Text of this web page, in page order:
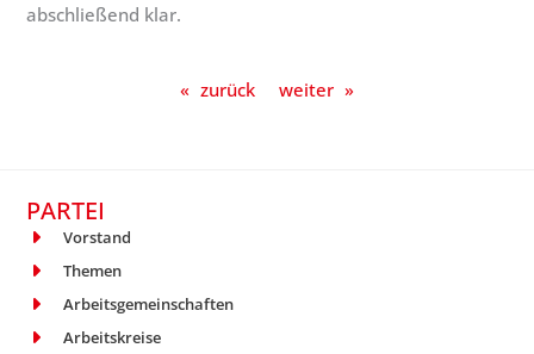
abschließend klar.
« zurück weiter »
PARTEI
Vorstand
Themen
Arbeitsgemeinschaften
Arbeitskreise